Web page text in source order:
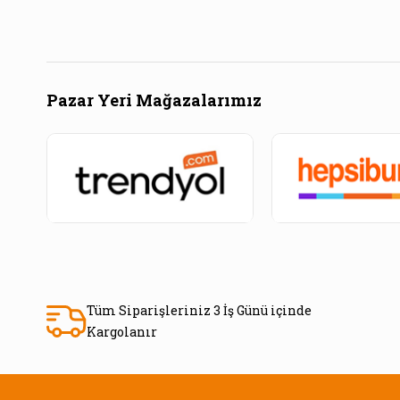
Pazar Yeri Mağazalarımız
Tüm Siparişleriniz 3 İş Günü içinde
Kargolanır